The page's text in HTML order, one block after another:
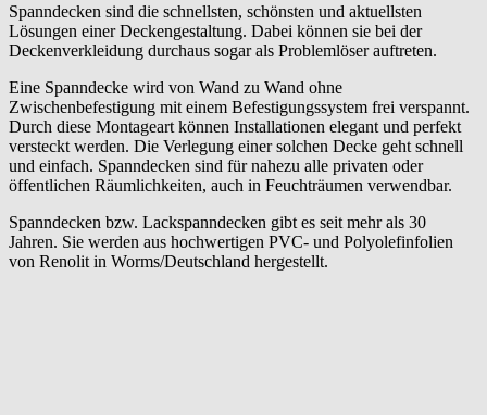
Spanndecken sind die schnellsten, schönsten und aktuellsten
Lösungen einer Deckengestaltung. Dabei können sie bei der
Deckenverkleidung durchaus sogar als Problemlöser auftreten.
Eine Spanndecke wird von Wand zu Wand ohne
Zwischenbefestigung mit einem Befestigungssystem frei verspannt.
Durch diese Montageart können Installationen elegant und perfekt
versteckt werden. Die Verlegung einer solchen Decke geht schnell
und einfach. Spanndecken sind für nahezu alle privaten oder
öffentlichen Räumlichkeiten, auch in Feuchträumen verwendbar.
Spanndecken bzw. Lackspanndecken gibt es seit mehr als 30
Jahren. Sie werden aus hochwertigen PVC- und Polyolefinfolien
von Renolit in Worms/Deutschland hergestellt.